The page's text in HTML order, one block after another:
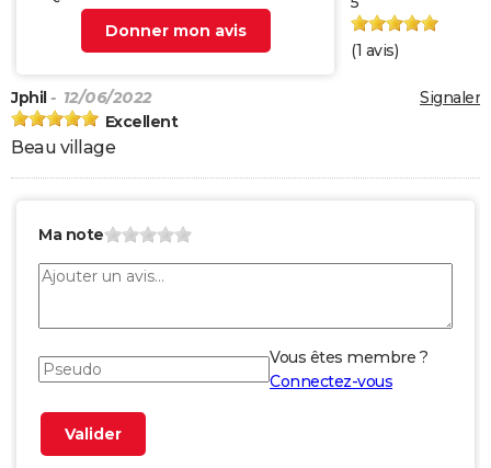
Donner mon avis
(1 avis)
Signaler
Jphil - 12/06/2022
Excellent
Beau village
Ma note
Vous êtes membre ?
Connectez-vous